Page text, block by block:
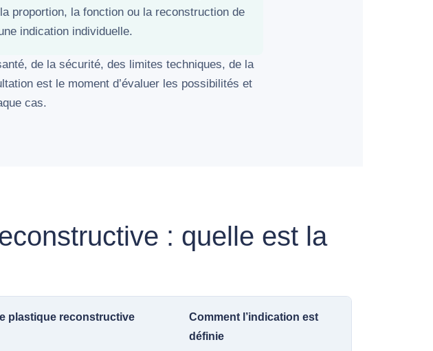
proportion, la fonction ou la reconstruction de
indication individuelle.
de la sécurité, des limites techniques, de la
est le moment d’évaluer les possibilités et
cas.
: quelle est la
plastique reconstructive
Comment l’indication est
définie